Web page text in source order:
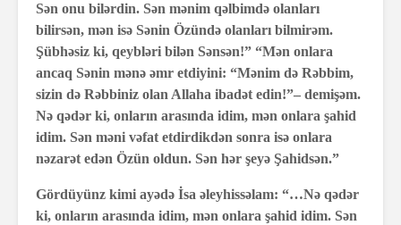
Sən onu bilərdin. Sən mənim qəlbimdə olanları
bilirsən, mən isə Sənin Özündə olanları bilmirəm.
Şübhəsiz ki, qeybləri bilən Sənsən!” “Mən onlara
ancaq Sənin mənə əmr etdiyini: “Mənim də Rəbbim,
sizin də Rəbbiniz olan Allaha ibadət edin!”– demişəm.
Nə qədər ki, onların arasında idim, mən onlara şahid
idim. Sən məni vəfat etdirdikdən sonra isə onlara
nəzarət edən Özün oldun. Sən hər şeyə Şahidsən.”
Gördüyünz kimi ayədə İsa əleyhissəlam: “…Nə qədər
ki, onların arasında idim, mən onlara şahid idim. Sən